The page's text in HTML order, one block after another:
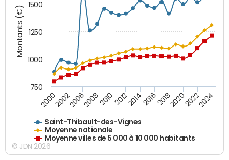
Montants (€)
Saint-Thibault-des-Vignes
Moyenne nationale
Moyenne villes de 5 000 à 10 000 habitants
200020022006200820102012201420162018202020222024
750
1000
1250
1500
© JDN 2026